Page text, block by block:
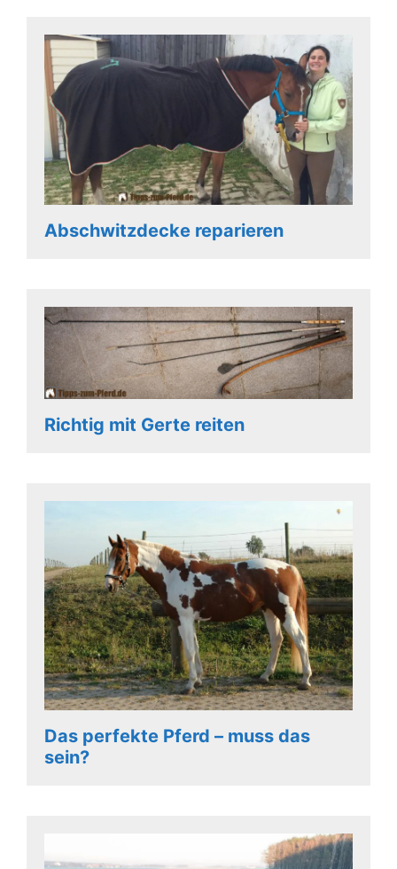
Abschwitzdecke reparieren
Richtig mit Gerte reiten
Das perfekte Pferd – muss das
sein?